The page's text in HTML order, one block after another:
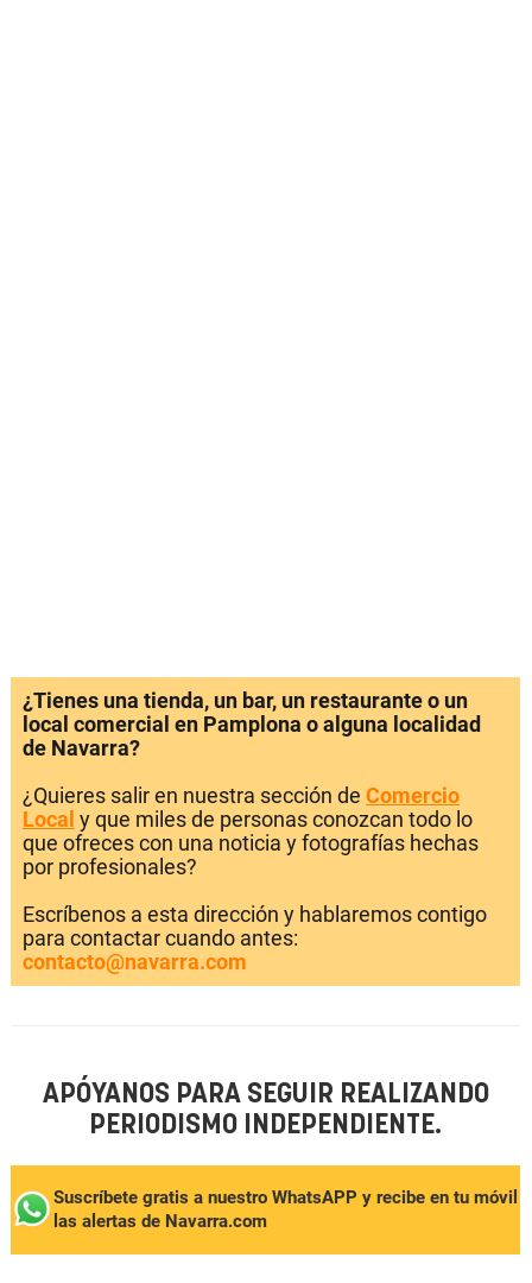
¿Tienes una tienda, un bar, un restaurante o un
local comercial en Pamplona o alguna localidad
de Navarra?
¿Quieres salir en nuestra sección de Comercio
Local y que miles de personas conozcan todo lo
que ofreces con una noticia y fotografías hechas
por profesionales?
Escríbenos a esta dirección y hablaremos contigo
para contactar cuando antes:
contacto@navarra.com
APÓYANOS PARA SEGUIR REALIZANDO
PERIODISMO INDEPENDIENTE.
Suscríbete gratis a nuestro WhatsAPP y recibe en tu móvil
las alertas de Navarra.com